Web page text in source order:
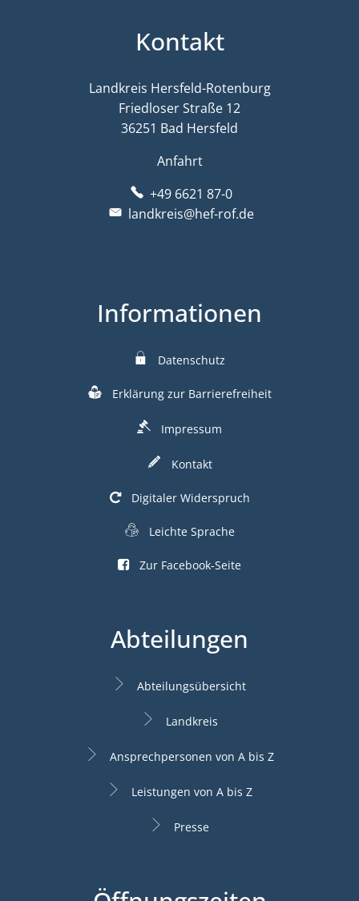
Kontakt
Landkreis Hersfeld-Rotenburg
Friedloser Straße 12
36251 Bad Hersfeld
Anfahrt
+49 6621 87-0
landkreis@hef-rof.de
Informationen
Datenschutz
Erklärung zur Barrierefreiheit
Impressum
Kontakt
Digitaler Widerspruch
Leichte Sprache
Zur Facebook-Seite
Abteilungen
Abteilungsübersicht
Landkreis
Ansprechpersonen von A bis Z
Leistungen von A bis Z
Presse